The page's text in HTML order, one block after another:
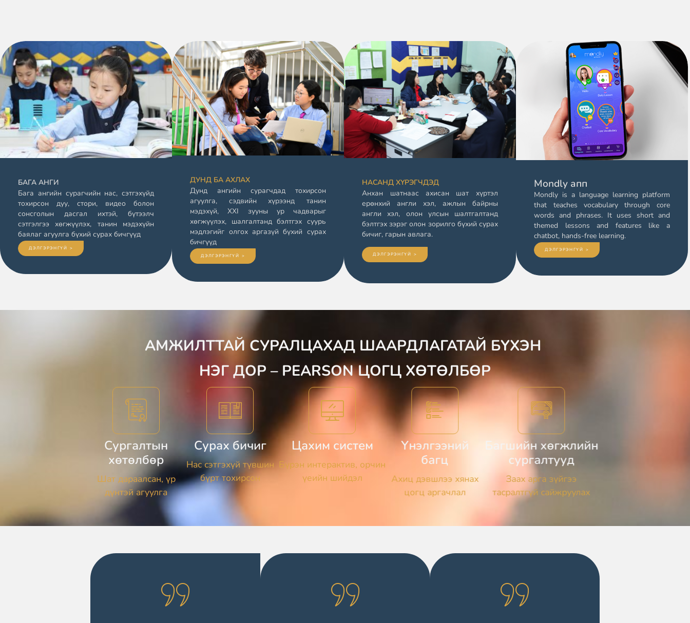
БАГА АНГИ
Бага ангийн сурагчийн нас, сэтгэхүйд
тохирсон дуу, стори, видео болон
сонсголын дасгал ихтэй, бүтээлч
сэтгэлгээ хөгжүүлэх, танин мэдэхүйн
баялаг агуулга бүхий сурах бичгүүд
ДЭЛГЭРЭНГҮЙ >
ДУНД БА АХЛАХ
Дунд ангийн сурагчдад тохирсон
агуулга, сэдвийн хүрээнд танин
мэдэхүй, XXI зууны ур чадварыг
хөгжүүлэх, шалгалтанд бэлтгэх суурь
мэдлэгийг олгох аргазүй бүхий сурах
бичгүүд
ДЭЛГЭРЭНГҮЙ >
НАСАНД ХҮРЭГЧДЭД
Анхан шатнаас ахисан шат хүртэл
ерөнхий англи хэл, ажлын байрны
англи хэл, олон улсын шалтгалтанд
бэлтгэх зэрэг олон зорилго бүхий сурах
бичиг, гарын авлага.
ДЭЛГЭРЭНГҮЙ >
Mondly апп
Mondly is a language learning platform
that teaches vocabulary through core
words and phrases. It uses short and
themed lessons and features like a
chatbot, hands-free learning.
ДЭЛГЭРЭНГҮЙ >
АМЖИЛТТАЙ СУРАЛЦАХАД ШААРДЛАГАТАЙ БҮХЭН
НЭГ ДОР – PEARSON ЦОГЦ ХӨТӨЛБӨР
Сургалтын
хөтөлбөр
Шат дараалсан, үр
дүнтэй агуулга
Сурах бичиг
Нас сэтгэхүй түвшин
бүрт тохирсон
Цахим систем
Бүрэн интерактив, орчин
үеийн шийдэл
Үнэлгээний
багц
Ахиц дэвшлээ хянах
цогц аргачлал
Багшийн хөгжлийн
сургалтууд
Заах арга зүйгээ
тасралтгүй сайжруулах